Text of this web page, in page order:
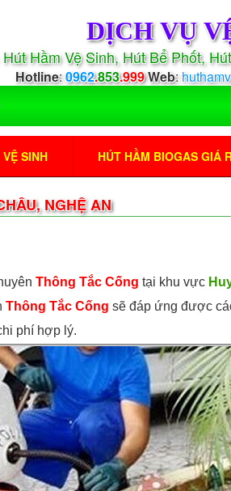
DỊCH VỤ
Hút Hầm Vệ Sinh, Hút Bể Phốt,
Hotline:0962.853.999Web:
SINH HÚT HẦM BIOGAS GIÁ
NGHỆ AN
Thông Tắc Cống tại khu vực
Thông Tắc Cống sẽ đáp ứng được
phí hợp lý.